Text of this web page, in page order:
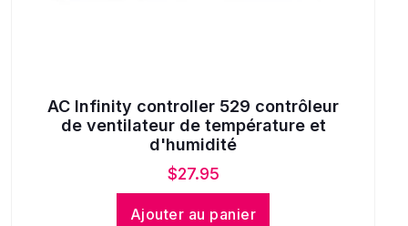
AC Infinity controller 529 contrôleur
de ventilateur de température et
d'humidité
$27.95
Ajouter au panier